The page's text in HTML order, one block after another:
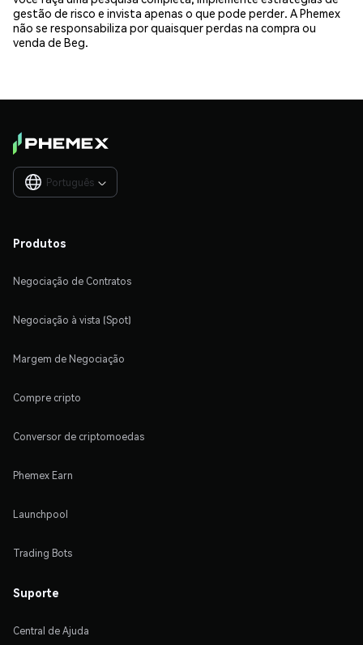
gestão de risco e invista apenas o que pode perder. A Phemex
não se responsabiliza por quaisquer perdas na compra ou
venda de Beg.
Português 
Produtos
Negociação de Contratos
Negociação à vista (Spot)
Margem de Negociação
Compre cripto
Conversor de criptomoedas
Phemex Earn
Launchpool
Trading Bots
Suporte
Central de Ajuda